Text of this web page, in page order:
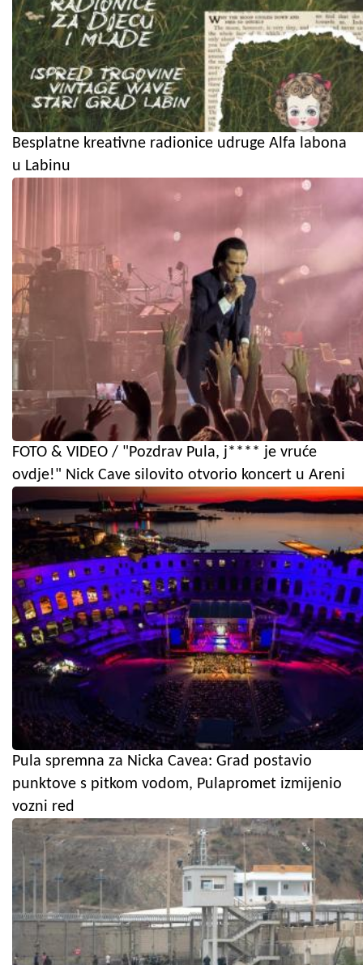
Besplatne kreativne radionice udruge Alfa labona
u Labinu
FOTO & VIDEO / "Pozdrav Pula, j**** je vruće
ovdje!" Nick Cave silovito otvorio koncert u Areni
Pula spremna za Nicka Cavea: Grad postavio
punktove s pitkom vodom, Pulapromet izmijenio
vozni red